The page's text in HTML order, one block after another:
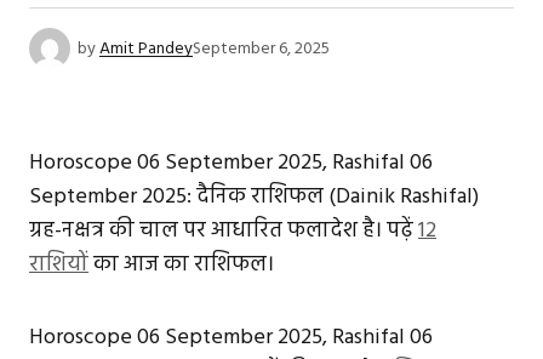
byAmit PandeySeptember 6, 2025
Horoscope 06 September 2025, Rashifal 06
September 2025: दैनिक राशिफल (Dainik Rashifal)
ग्रह-नक्षत्र की चाल पर आधारित फलादेश है। पढ़ें12
राशियोंका आज का राशिफल।
Horoscope 06 September 2025, Rashifal 06